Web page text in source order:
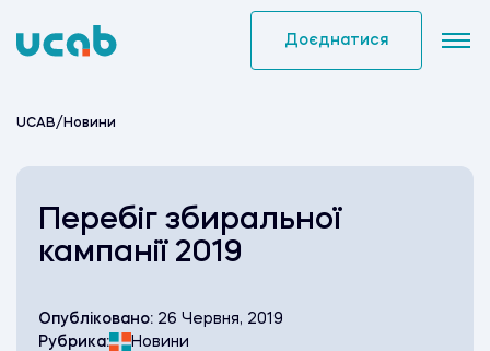
to
Доєднатися
UCAB/ Новини
Перебіг збиральної
кампанії 2019
Опубліковано: 26 Червня, 2019
Рубрика:
Новини